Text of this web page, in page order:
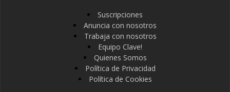
Suscripciones
Anuncia con nosotros
Trabaja con nosotros
Equipo Clave!
Quienes Somos
Política de Privacidad
Política de Cookies